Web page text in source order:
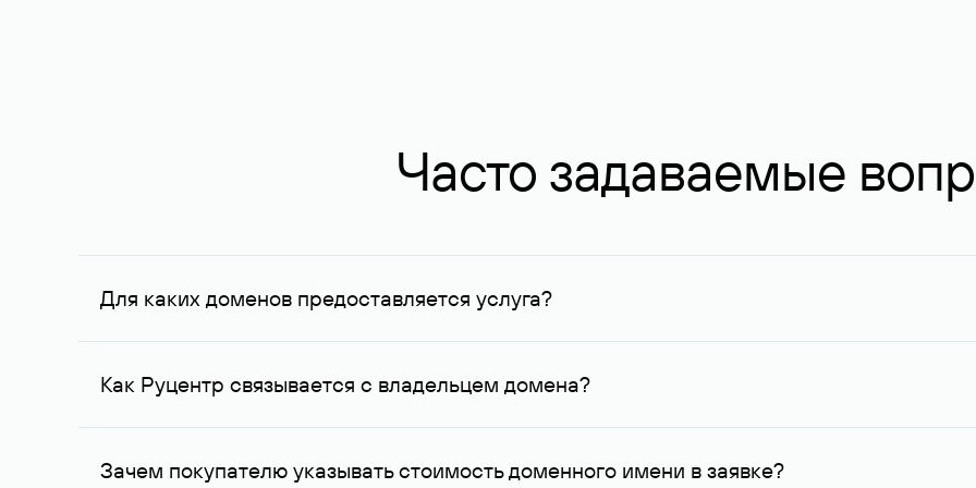
Часто задаваемые
Для каких доменов предоставляется услуга?
Услуга доступна для доменов, зарегистрированных в Руцентре и у других регистраторов. Для доменов,
Как Руцентр связывается с владельцем домена?
Для связи с владельцем домена используются его контактные данные, доступные Руцентру.
Зачем покупателю указывать стоимость доменного имени в заявке?